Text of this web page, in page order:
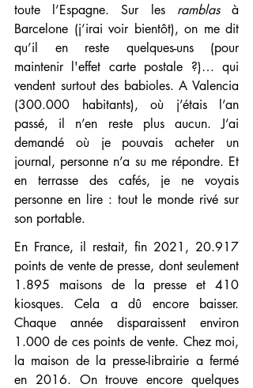
toute l’Espagne. Sur les ramblas à
Barcelone (j’irai voir bientôt), on me dit
qu’il en reste quelques-uns (pour
maintenir l'effet carte postale ?)… qui
vendent surtout des babioles. A Valencia
(300.000 habitants), où j’étais l’an
passé, il n’en reste plus aucun. J’ai
demandé où je pouvais acheter un
journal, personne n’a su me répondre. Et
en terrasse des cafés, je ne voyais
personne en lire : tout le monde rivé sur
son portable.
En France, il restait, fin 2021, 20.917
points de vente de presse, dont seulement
1.895 maisons de la presse et 410
kiosques. Cela a dû encore baisser.
Chaque année disparaissent environ
1.000 de ces points de vente. Chez moi,
la maison de la presse-librairie a fermé
en 2016. On trouve encore quelques